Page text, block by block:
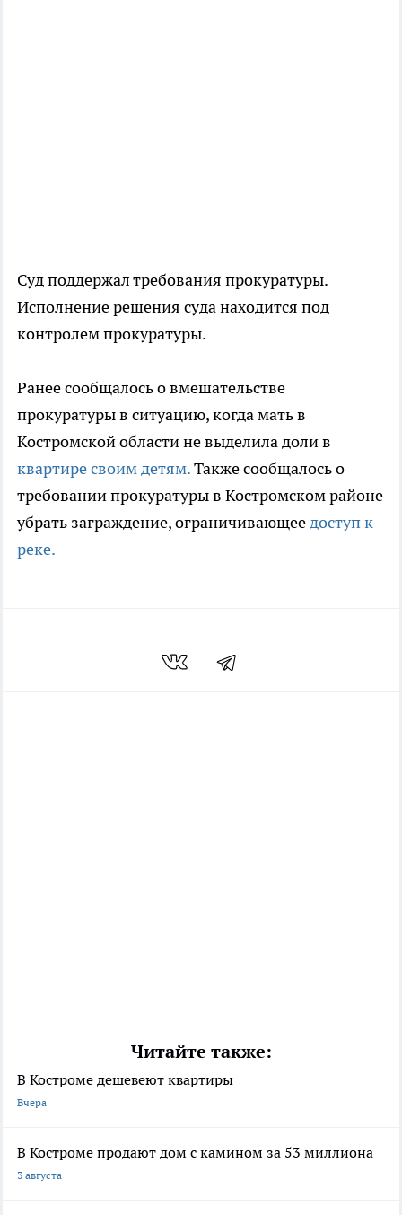
Суд поддержал требования прокуратуры.
Исполнение решения суда находится под
контролем прокуратуры.
Ранее сообщалось о вмешательстве
прокуратуры в ситуацию, когда мать в
Костромской области не выделила доли в
квартире своим детям.Также сообщалось о
требовании прокуратуры в Костромском районе
убрать заграждение, ограничивающеедоступ к
реке.
Читайте также:
В Костроме дешевеют квартиры
Вчера
В Костроме продают дом с камином за 53 миллиона
3 августа